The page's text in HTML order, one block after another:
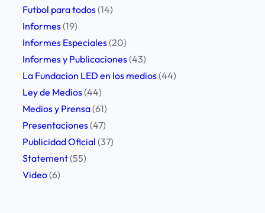
Futbol para todos(14)
Informes(19)
Informes Especiales(20)
Informes y Publicaciones(43)
La Fundacion LED en los medios(44)
Ley de Medios(44)
Medios y Prensa(61)
Presentaciones(47)
Publicidad Oficial (37)
Statement(55)
Video(6)